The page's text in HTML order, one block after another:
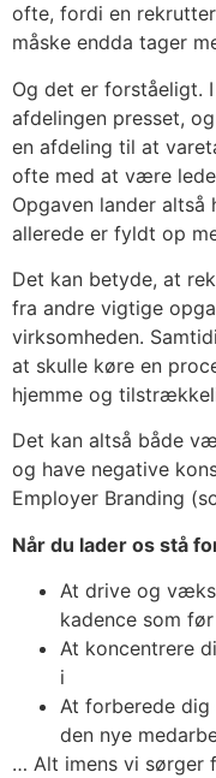
ofte, fordi en
måske endda tager
Og det er forståeligt.
afdelingen presset,
en afdeling til at
ofte med at være
Opgaven lander
allerede er fyldt op
Det kan betyde, at
fra andre vigtige
virksomheden.
at skulle køre en
hjemme og
Det kan altså både
og have negative
Employer Branding
Når du lader os stå
At drive og
kadence som før
At koncentrere
i
At forberede
den nye
… Alt imens vi sørger